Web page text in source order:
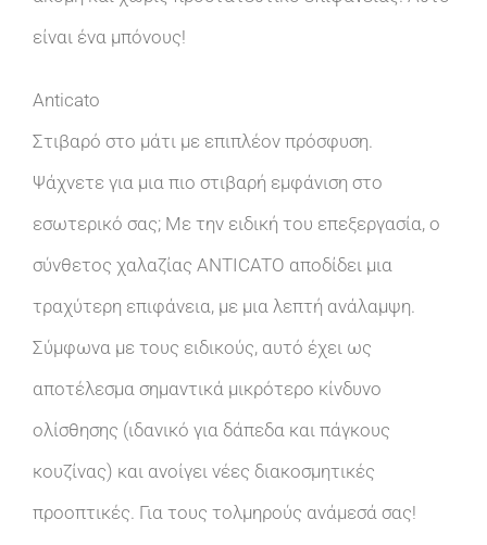
είναι ένα μπόνους!
Anticato
Στιβαρό στο μάτι με επιπλέον πρόσφυση.
Ψάχνετε για μια πιο στιβαρή εμφάνιση στο
εσωτερικό σας; Με την ειδική του επεξεργασία, ο
σύνθετος χαλαζίας ANTICATO αποδίδει μια
τραχύτερη επιφάνεια, με μια λεπτή ανάλαμψη.
Σύμφωνα με τους ειδικούς, αυτό έχει ως
αποτέλεσμα σημαντικά μικρότερο κίνδυνο
ολίσθησης (ιδανικό για δάπεδα και πάγκους
κουζίνας) και ανοίγει νέες διακοσμητικές
προοπτικές. Για τους τολμηρούς ανάμεσά σας!